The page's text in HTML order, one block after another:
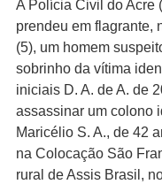
A Polícia Civil do Acre
prendeu em flagrante,
(5), um homem
sobrinho da vítima
iniciais D. A. de A. de
assassinar um colono
Maricélio S. A., de 42
na Colocação São
rural de Assis Brasil,